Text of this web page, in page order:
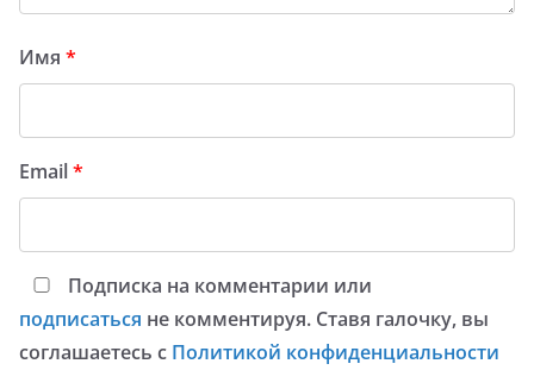
Имя *
Email*
Подписка на комментарии или
подписаться не комментируя. Ставя галочку, вы
соглашаетесь с Политикой конфиденциальности